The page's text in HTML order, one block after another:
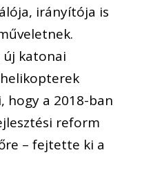
irányítója is
új katonai
hogy a 2018-ban
reform
– fejtette ki a